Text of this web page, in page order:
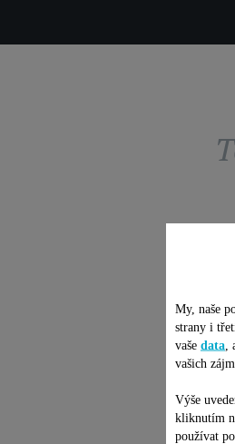
My, naše
strany i
vaše data
vašich
Výše
kliknutím
používat